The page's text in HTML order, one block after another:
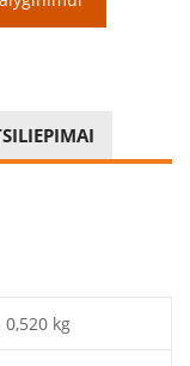
0,520 kg